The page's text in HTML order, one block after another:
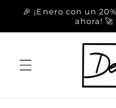
directamente
🎉 ¡Enero con un
ahora! 🚀